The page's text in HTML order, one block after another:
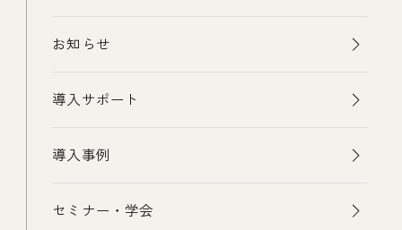
お知らせ
導入サポート
導入事例
セミナー・学会